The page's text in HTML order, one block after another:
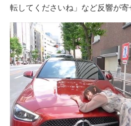
転してくださいね」など反響が寄